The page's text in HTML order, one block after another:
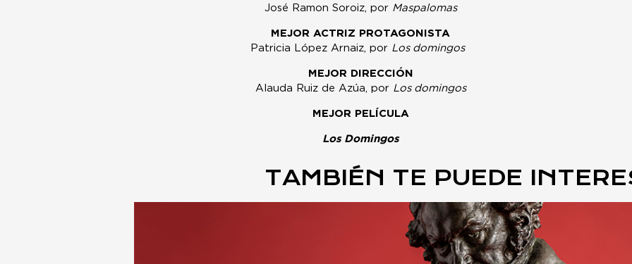
José Ramon Soroiz, por Maspalomas
MEJOR ACTRIZ PROTAGONISTA
Patricia López Arnaiz, por Los domingos
MEJOR DIRECCIÓN
Alauda Ruiz de Azúa, por Los domingos
MEJOR PELÍCULA
Los Domingos
TAMBIÉN TE PUEDE